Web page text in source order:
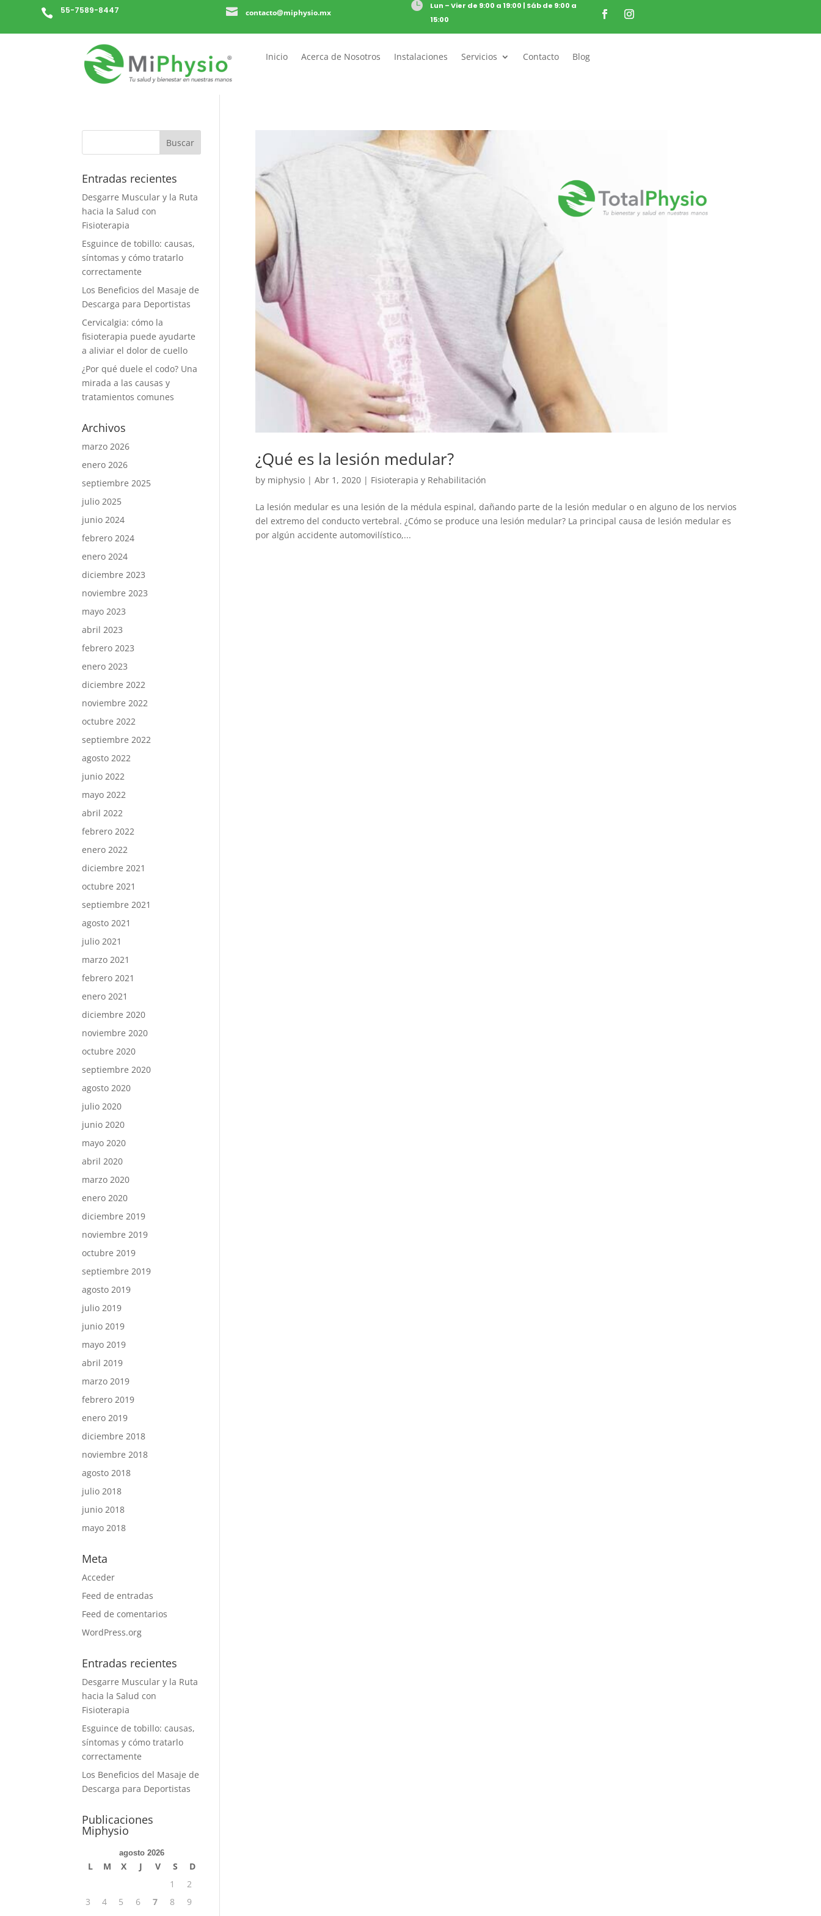
 55-7589-8447  contacto@miphysio.mx

Lun – Vier de 9:00 a 19:00 | Sáb de 9:00 a
15:00
Inicio Acerca de Nosotros Instalaciones Servicios Contacto Blog
¿Qué es la lesión medular?
by miphysio| Abr 1, 2020| Fisioterapia y Rehabilitación
La lesión medular es una lesión de la médula espinal, dañando parte de la lesión medular o en alguno de los nervios
del extremo del conducto vertebral. ¿Cómo se produce una lesión medular? La principal causa de lesión medular es
por algún accidente automovilístico,...
Entradas recientes
Desgarre Muscular y la Ruta
hacia la Salud con
Fisioterapia
Esguince de tobillo: causas,
síntomas y cómo tratarlo
correctamente
Los Beneficios del Masaje de
Descarga para Deportistas
Cervicalgia: cómo la
fisioterapia puede ayudarte
a aliviar el dolor de cuello
¿Por qué duele el codo? Una
mirada a las causas y
tratamientos comunes
Archivos
marzo 2026
enero 2026
septiembre 2025
julio 2025
junio 2024
febrero 2024
enero 2024
diciembre 2023
noviembre 2023
mayo 2023
abril 2023
febrero 2023
enero 2023
diciembre 2022
noviembre 2022
octubre 2022
septiembre 2022
agosto 2022
junio 2022
mayo 2022
abril 2022
febrero 2022
enero 2022
diciembre 2021
octubre 2021
septiembre 2021
agosto 2021
julio 2021
marzo 2021
febrero 2021
enero 2021
diciembre 2020
noviembre 2020
octubre 2020
septiembre 2020
agosto 2020
julio 2020
junio 2020
mayo 2020
abril 2020
marzo 2020
enero 2020
diciembre 2019
noviembre 2019
octubre 2019
septiembre 2019
agosto 2019
julio 2019
junio 2019
mayo 2019
abril 2019
marzo 2019
febrero 2019
enero 2019
diciembre 2018
noviembre 2018
agosto 2018
julio 2018
junio 2018
mayo 2018
Meta
Acceder
Feed de entradas
Feed de comentarios
WordPress.org
Entradas recientes
Desgarre Muscular y la Ruta
hacia la Salud con
Fisioterapia
Esguince de tobillo: causas,
síntomas y cómo tratarlo
correctamente
Los Beneficios del Masaje de
Descarga para Deportistas
Publicaciones
Miphysio
agosto 2026
L M X J V S
D
1
2
3
4 5 6 7 8
9